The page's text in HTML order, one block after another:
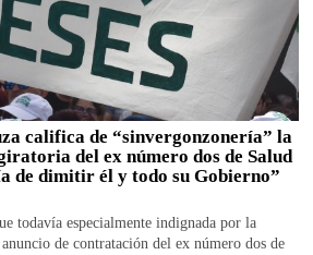
califica de “sinvergonzonería” la
del ex número dos de Salud
de dimitir él y todo su Gobierno”
todavía especialmente indignada por la
de contratación del ex número dos de